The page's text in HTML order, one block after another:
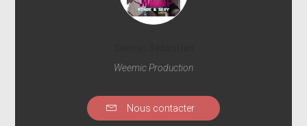
Weemic Production
Nous contacter